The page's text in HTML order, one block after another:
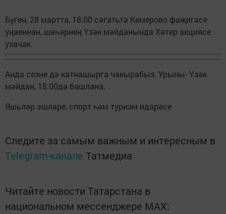
Бүген, 28 мартта, 18.00 сәгатьтә Кемерово фаҗигасе
уңаеннан, шәһәрнең Үзәк мәйданында Хәтер акциясе
узачак.
Анда сезне дә катнашырга чакырабыз. Урыны- Үзәк
мәйдан, 18.00дә башлана.
Яшьләр эшләре, спорт һәм туризм идарәсе
Следите за самым важным и интересным в
Telegram-канале Татмедиа
Читайте новости Татарстана в
национальном мессенджере MАХ: